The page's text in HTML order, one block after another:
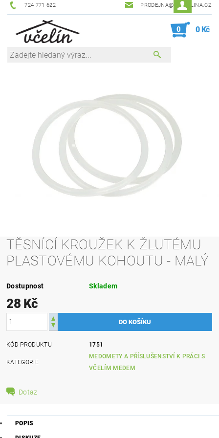
724 771 622 PRODEJNA@ZEVCELINA.CZ
0 0 Kč
TĚSNÍCÍ KROUŽEK K ŽLUTÉMU
PLASTOVÉMU KOHOUTU - MALÝ
Dostupnost Skladem
28 Kč
KÓD PRODUKTU 1751
KATEGORIE
MEDOMETY A PŘÍSLUŠENSTVÍ K PRÁCI S
VČELÍM MEDEM
Dotaz
POPIS